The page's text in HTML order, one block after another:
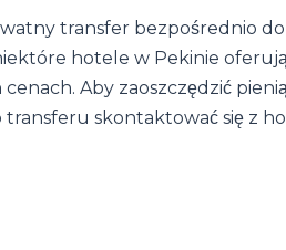
transfer bezpośrednio
hotele w Pekinie oferują
Aby zaoszczędzić
skontaktować się z